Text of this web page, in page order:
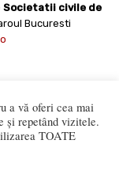
Societatii civile de
Bucuresti
Copyright 2008 -
a vă oferi cea mai
și repetând vizitele.
TOATE